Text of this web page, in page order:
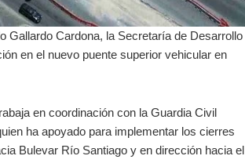
Gallardo Cardona, la Secretaría de Desarrollo
en el nuevo puente superior vehicular en
en coordinación con la Guardia Civil
ha apoyado para implementar los cierres
Bulevar Río Santiago y en dirección hacia el